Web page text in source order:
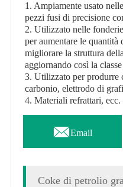
1. Ampiamente usato
pezzi fusi di precisione
2. Utilizzato nelle
per aumentare le quantità
migliorare la struttura
aggiornando così la
3. Utilizzato per produrre
carbonio, elettrodo di
4. Materiali refrattari, ecc.
Email
Coke di petrolio